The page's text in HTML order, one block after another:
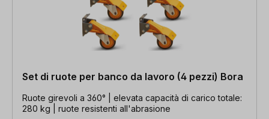
Set di ruote per banco da lavoro (4 pezzi) Bora
Ruote girevoli a 360° | elevata capacità di carico totale:
280 kg | ruote resistenti all'abrasione